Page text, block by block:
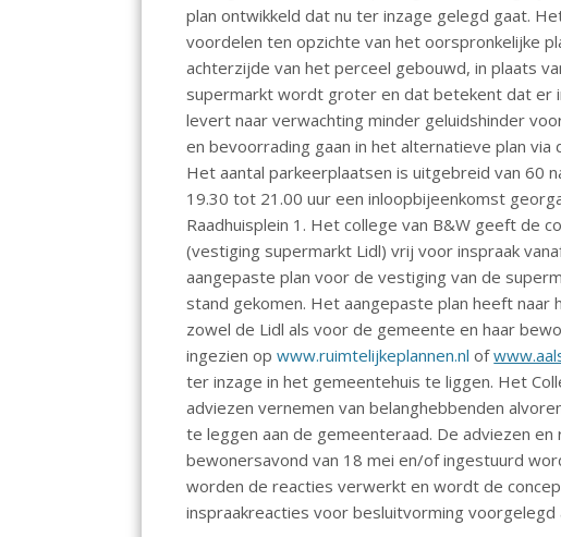
k p
plan ontwikkeld dat nu ter inzage gelegd gaat.
voordelen ten opzichte van het oorspronkelijke
achterzijde van het perceel gebouwd, in plaats
supermarkt wordt groter en dat betekent dat er
levert naar verwachting minder geluidshinder
en bevoorrading gaan in het alternatieve plan
Het aantal parkeerplaatsen is uitgebreid van 60
19.30 tot 21.00 uur een inloopbijeenkomst
Raadhuisplein 1. Het college van B&W geeft de
(vestiging supermarkt Lidl) vrij voor inspraak
aangepaste plan voor de vestiging van de
stand gekomen. Het aangepaste plan heeft
zowel de Lidl als voor de gemeente en haar
ingezien opwww.ruimtelijkeplannen.nl of
ter inzage in het gemeentehuis te liggen. Het
adviezen vernemen van belanghebbenden
te leggen aan de gemeenteraad. De adviezen
bewonersavond van 18 mei en/of ingestuurd
worden de reacties verwerkt en wordt de
inspraakreacties voor besluitvorming voorgelegd